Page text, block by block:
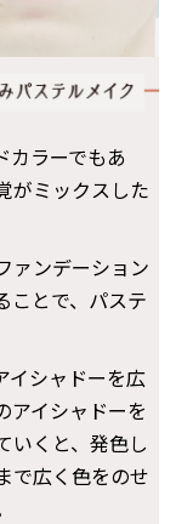
カラーでもあ
がミックスした
ァンデーション
ことで、パステ
シャドーを広
イシャドーを
いくと、発色し
で広く色をのせ